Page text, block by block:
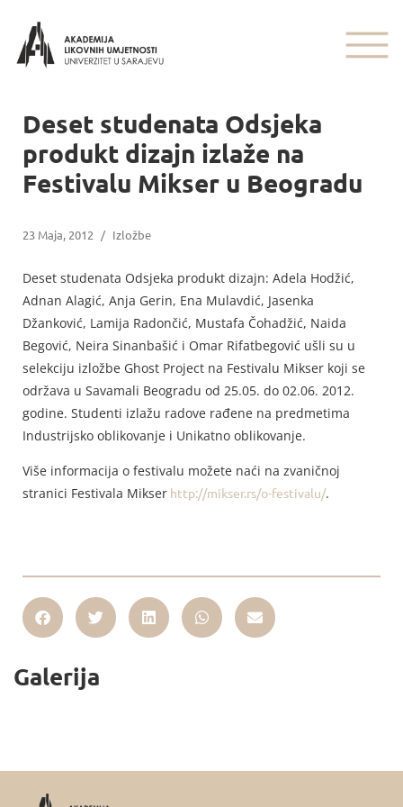
Deset studenata Odsjeka
produkt dizajn izlaže na
Festivalu Mikser u Beogradu
23 Maja, 2012 / Izložbe
Deset studenata Odsjeka produkt dizajn: Adela Hodžić,
Adnan Alagić, Anja Gerin, Ena Mulavdić, Jasenka
Džanković, Lamija Radončić, Mustafa Čohadžić, Naida
Begović, Neira Sinanbašić i Omar Rifatbegović ušli su u
selekciju izložbe Ghost Project na Festivalu Mikser koji se
održava u Savamali Beogradu od 25.05. do 02.06. 2012.
godine. Studenti izlažu radove rađene na predmetima
Industrijsko oblikovanje i Unikatno oblikovanje.
Više informacija o festivalu možete naći na zvaničnoj
stranici Festivala Mikser http://mikser.rs/o-festivalu/.
Galerija